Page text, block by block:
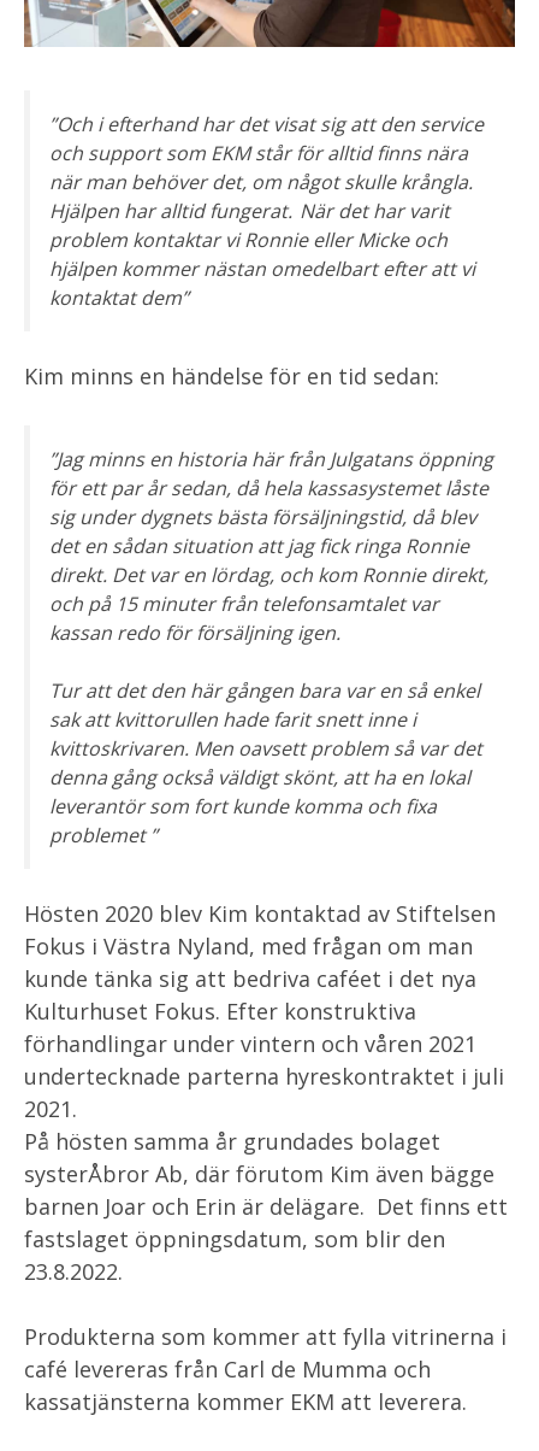
”Och i efterhand har det visat sig att den service
och support som EKM står för alltid finns nära
när man behöver det, om något skulle krångla.
Hjälpen har alltid fungerat. När det har varit
problem kontaktar vi Ronnie eller Micke och
hjälpen kommer nästan omedelbart efter att vi
kontaktat dem”
Kim minns en händelse för en tid sedan:
”Jag minns en historia här från Julgatans öppning
för ett par år sedan, då hela kassasystemet låste
sig under dygnets bästa försäljningstid, då blev
det en sådan situation att jag fick ringa Ronnie
direkt. Det var en lördag, och kom Ronnie direkt,
och på 15 minuter från telefonsamtalet var
kassan redo för försäljning igen.
Tur att det den här gången bara var en så enkel
sak att kvittorullen hade farit snett inne i
kvittoskrivaren. Men oavsett problem så var det
denna gång också väldigt skönt, att ha en lokal
leverantör som fort kunde komma och fixa
problemet ”
Hösten 2020 blev Kim kontaktad av Stiftelsen
Fokus i Västra Nyland, med frågan om man
kunde tänka sig att bedriva caféet i det nya
Kulturhuset Fokus. Efter konstruktiva
förhandlingar under vintern och våren 2021
undertecknade parterna hyreskontraktet i juli
2021.
På hösten samma år grundades bolaget
systerÅbror Ab, där förutom Kim även bägge
barnen Joar och Erin är delägare. Det finns ett
fastslaget öppningsdatum, som blir den
23.8.2022.
Produkterna som kommer att fylla vitrinerna i
café levereras från Carl de Mumma och
kassatjänsterna kommer EKM att leverera.